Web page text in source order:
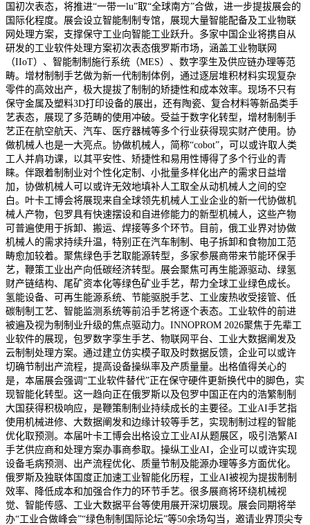
国初次表态，将推进“一带一lu”取“全球南方”合做，进一步提拔展会的
国际化程度。展会设立智能制制专馆，展现大量智能配备及工业物联
网处理方案，支撑保守工业向智能工业跃升。多家中国企业将携自从
研发的工业软件处理方案初次表态俄罗斯市场，涵盖工业物联网
（IIoT）、智能制制施行系统（MES）、数字孪生及供应链办理等范
畴。增材制制手艺做为新一代制制体例，通过逐层堆积材料实现复杂
零件的高效出产，极大提拔了制制的矫捷性和成本效率。现场不只有
保守金属及塑料3D打印设备的展出，还有陶瓷、复合材料等新品类手
艺表态，展现了多范畴的使用冲破。受益于数字化转型，增材制制手
艺正在航空航天、汽车、医疗器械等多个行业获得现实财产使用。协
做机械人也是一大亮点。协做机械人，简称“cobot”，可以或许取人类
工人并肩功课，以其平安性、矫捷性和易用性博得了多个行业的青
睐。伴跟着制制业对个性化定制、小批量多样化出产的需求日益增
加，协做机械人可以或许无效地填补人工取全从动机械人之间的空
白。叶卡工博会将展现来自全球领先机械人工业企业的新一代协做机
械人产物，包罗具有快速摆设和自进修能力的新型机械人，这些产物
可普遍使用于拆卸、搬运、焊接等多个环节。目前，俄工业界对协做
机械人的需求持续升温，特别正在汽车制制、电子拆卸和食物加工范
畴愈加较着。聚焦绿色手艺取能源转型，多家参展商带来节能环保手
艺，鞭策工业出产向低碳经济转型。展会聚焦可再生能源驱动、绿氢
财产链结构、尾矿资本化等绿色矿业手艺，帮力全球工业绿色成长。
氢能设备、可再生能源系统、节能驱脱手艺、工业废热收受接管、低
碳制制工艺、智能监测系统等前沿手艺将逐个表态。工业软件的前进
被遍及视为制制业升级的焦点驱动力。INNOPROM 2026聚焦于先辈工
业软件的展现，包罗数字孪生手艺、物联网平台、工业大数据阐发及
云制制处理方案。通过建立仿实模子取及时数据反馈，企业可以或许
切确节制出产流程，提高设备操纵率及产质量量。出格值得关心的
是，本届展会强调“工业软件替代”正在保守硬件更新换代中的脚色，实
现智能化转型。这一趋向正在俄罗斯以及包罗中国正在内的浩繁制制
大国获得积极响应，是鞭策制制业持续成长的主要径。工业AI手艺指
使用机械进修、大数据阐发和边缘计较等手艺，实现制制过程的智能
优化取预测。本届叶卡工博会出格设立工业AI从题展区，吸引浩繁AI
手艺供应商和处理方案办事商参取。操纵工业AI，企业可以或许实现
设备毛病预测、出产流程优化、质量节制及能源办理等多方面优化。
俄罗斯及独联体国度正加速工业智能化历程，工业AI被视为提拔制制
效率、降低成本和加强合作力的环节手艺。很多展商将环绕机械视
觉、智能传感、工业大数据平台等使用展开深切展现。展会同期将举
办“工业合做峰会”“绿色制制国际论坛”等50余场勾当，邀请业界顶尖专